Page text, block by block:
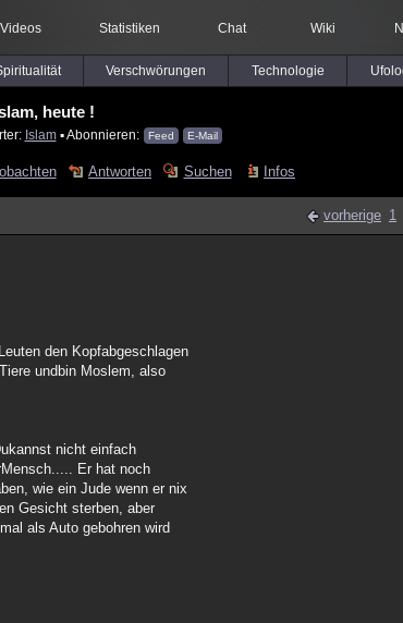
Videos Statistiken Chat Wiki
Verschwörungen Technologie
heute !
Islam▪ Abonnieren: Feed E-Mail
Antworten Suchen Infos
vorherige 1
den Kopfabgeschlagen
undbin Moslem, also
nicht einfach
Er hat noch
wie ein Jude wenn er nix
Gesicht sterben, aber
als Auto gebohren wird